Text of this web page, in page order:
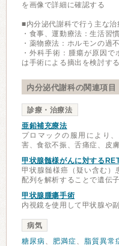
を画像で詳細に確認する
■内分泌代謝科で行う主な治
・食事、運動療法：生活習
・薬物療法：ホルモンの過
・外科手術：腫瘍が原因
は手術による摘出を検討する
内分泌代謝科の関連項目
診療・治療法
亜鉛補充療法
プロマックの服用により
害、食欲不振、舌痛症、皮
甲状腺髄様がんに対する
甲状腺髄様癌（疑い含む）
配列を解析することで遺伝
甲状腺腫瘍手術
内視鏡を使用して甲状腺や
病気
糖尿病、 肥満症、 脂質異常